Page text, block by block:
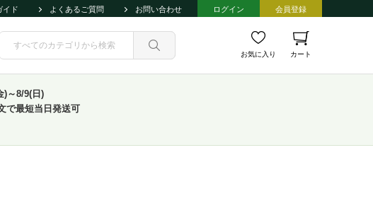
イド よくあるご質問 お問い合わせ ログイン 会員登録
お気に入り カート
)～8/9(日)
で最短当日発送可